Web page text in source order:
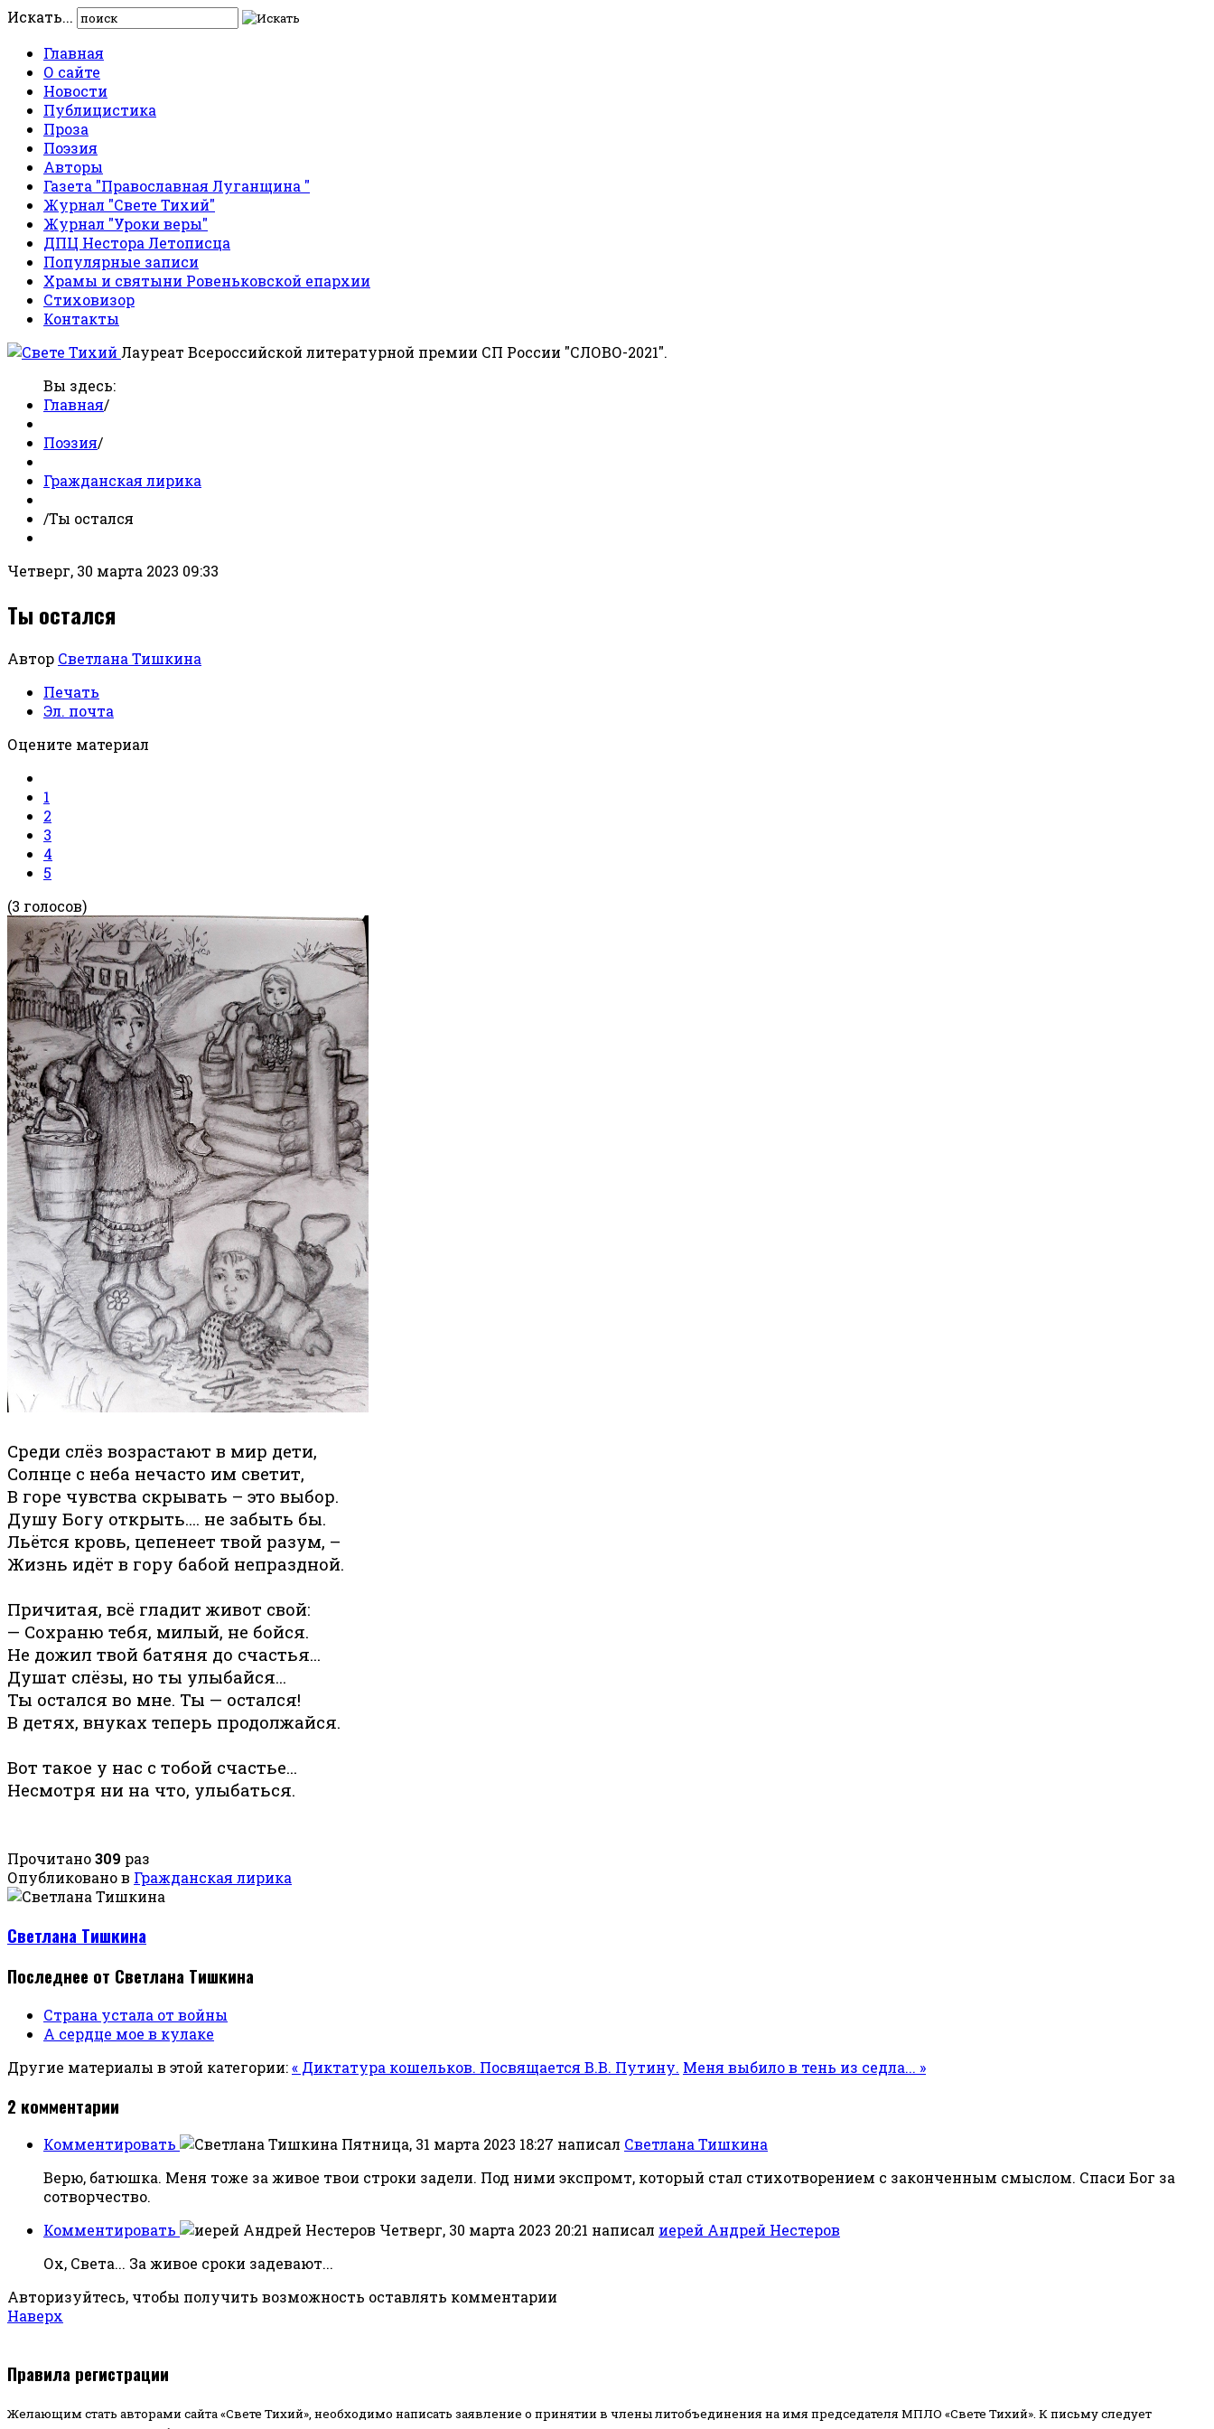
Искать...
Главная
О сайте
Новости
Публицистика
Проза
Поэзия
Авторы
Газета "Православная Луганщина "
Журнал "Свете Тихий"
Журнал "Уроки веры"
ДПЦ Нестора Летописца
Популярные записи
Храмы и святыни Ровеньковской епархии
Стиховизор
Контакты
Лауреат Всероссийской литературной премии СП России "СЛОВО-2021".
Вы здесь:
Главная/
Поэзия/
Гражданская лирика
/Ты остался
Четверг, 30 марта 2023 09:33
Ты остался
Автор Светлана Тишкина
Печать
Эл. почта
Оцените материал
1
2
3
4
5
(3 голосов)
Среди слёз возрастают в мир дети,
Солнце с неба нечасто им светит,
В горе чувства скрывать – это выбор.
Душу Богу открыть.... не забыть бы.
Льётся кровь, цепенеет твой разум, –
Жизнь идёт в гору бабой непраздной.
Причитая, всё гладит живот свой:
— Сохраню тебя, милый, не бойся.
Не дожил твой батяня до счастья…
Душат слёзы, но ты улыбайся…
Ты остался во мне. Ты — остался!
В детях, внуках теперь продолжайся.
Вот такое у нас с тобой счастье…
Несмотря ни на что, улыбаться.
Прочитано309 раз
Опубликовано в Гражданская лирика
Светлана Тишкина
Последнее от Светлана Тишкина
Страна устала от войны
А сердце мое в кулаке
Другие материалы в этой категории:« Диктатура кошельков. Посвящается В.В. Путину. Меня выбило в тень из седла... »
2 комментарии
Комментировать Пятница, 31 марта 2023 18:27 написал Светлана Тишкина
Верю, батюшка. Меня тоже за живое твои строки задели. Под ними экспромт, который стал стихотворением с законченным смыслом. Спаси Бог за
сотворчество.
Комментировать
Четверг, 30 марта 2023 20:21 написал иерей Андрей Нестеров
Ох, Света... За живое сроки задевают...
Авторизуйтесь, чтобы получить возможность оставлять комментарии
Наверх
Правила регистрации
Желающим стать авторами сайта «Свете Тихий», необходимо написать заявление о принятии в члены литобъединения на имя председателя МПЛО «Свете Тихий». К письму следует